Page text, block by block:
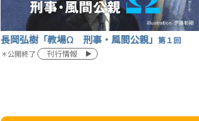
長岡弘樹「教場Ω 刑事・風間公親」 第１回
＊公開終了 刊行情報